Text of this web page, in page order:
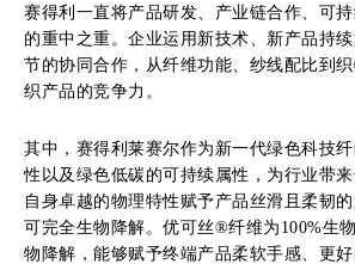
赛得利一直将产品研发、产业链合作、可
的重中之重。企业运用新技术、新产品持
节的协同合作，从纤维功能、纱线配比到
织产品的竞争力。
其中，赛得利莱赛尔作为新一代绿色科技
性以及绿色低碳的可持续属性，为行业带
自身卓越的物理特性赋予产品丝滑且柔韧
可完全生物降解。优可丝®纤维为100%生
物降解，能够赋予终端产品柔软手感、更